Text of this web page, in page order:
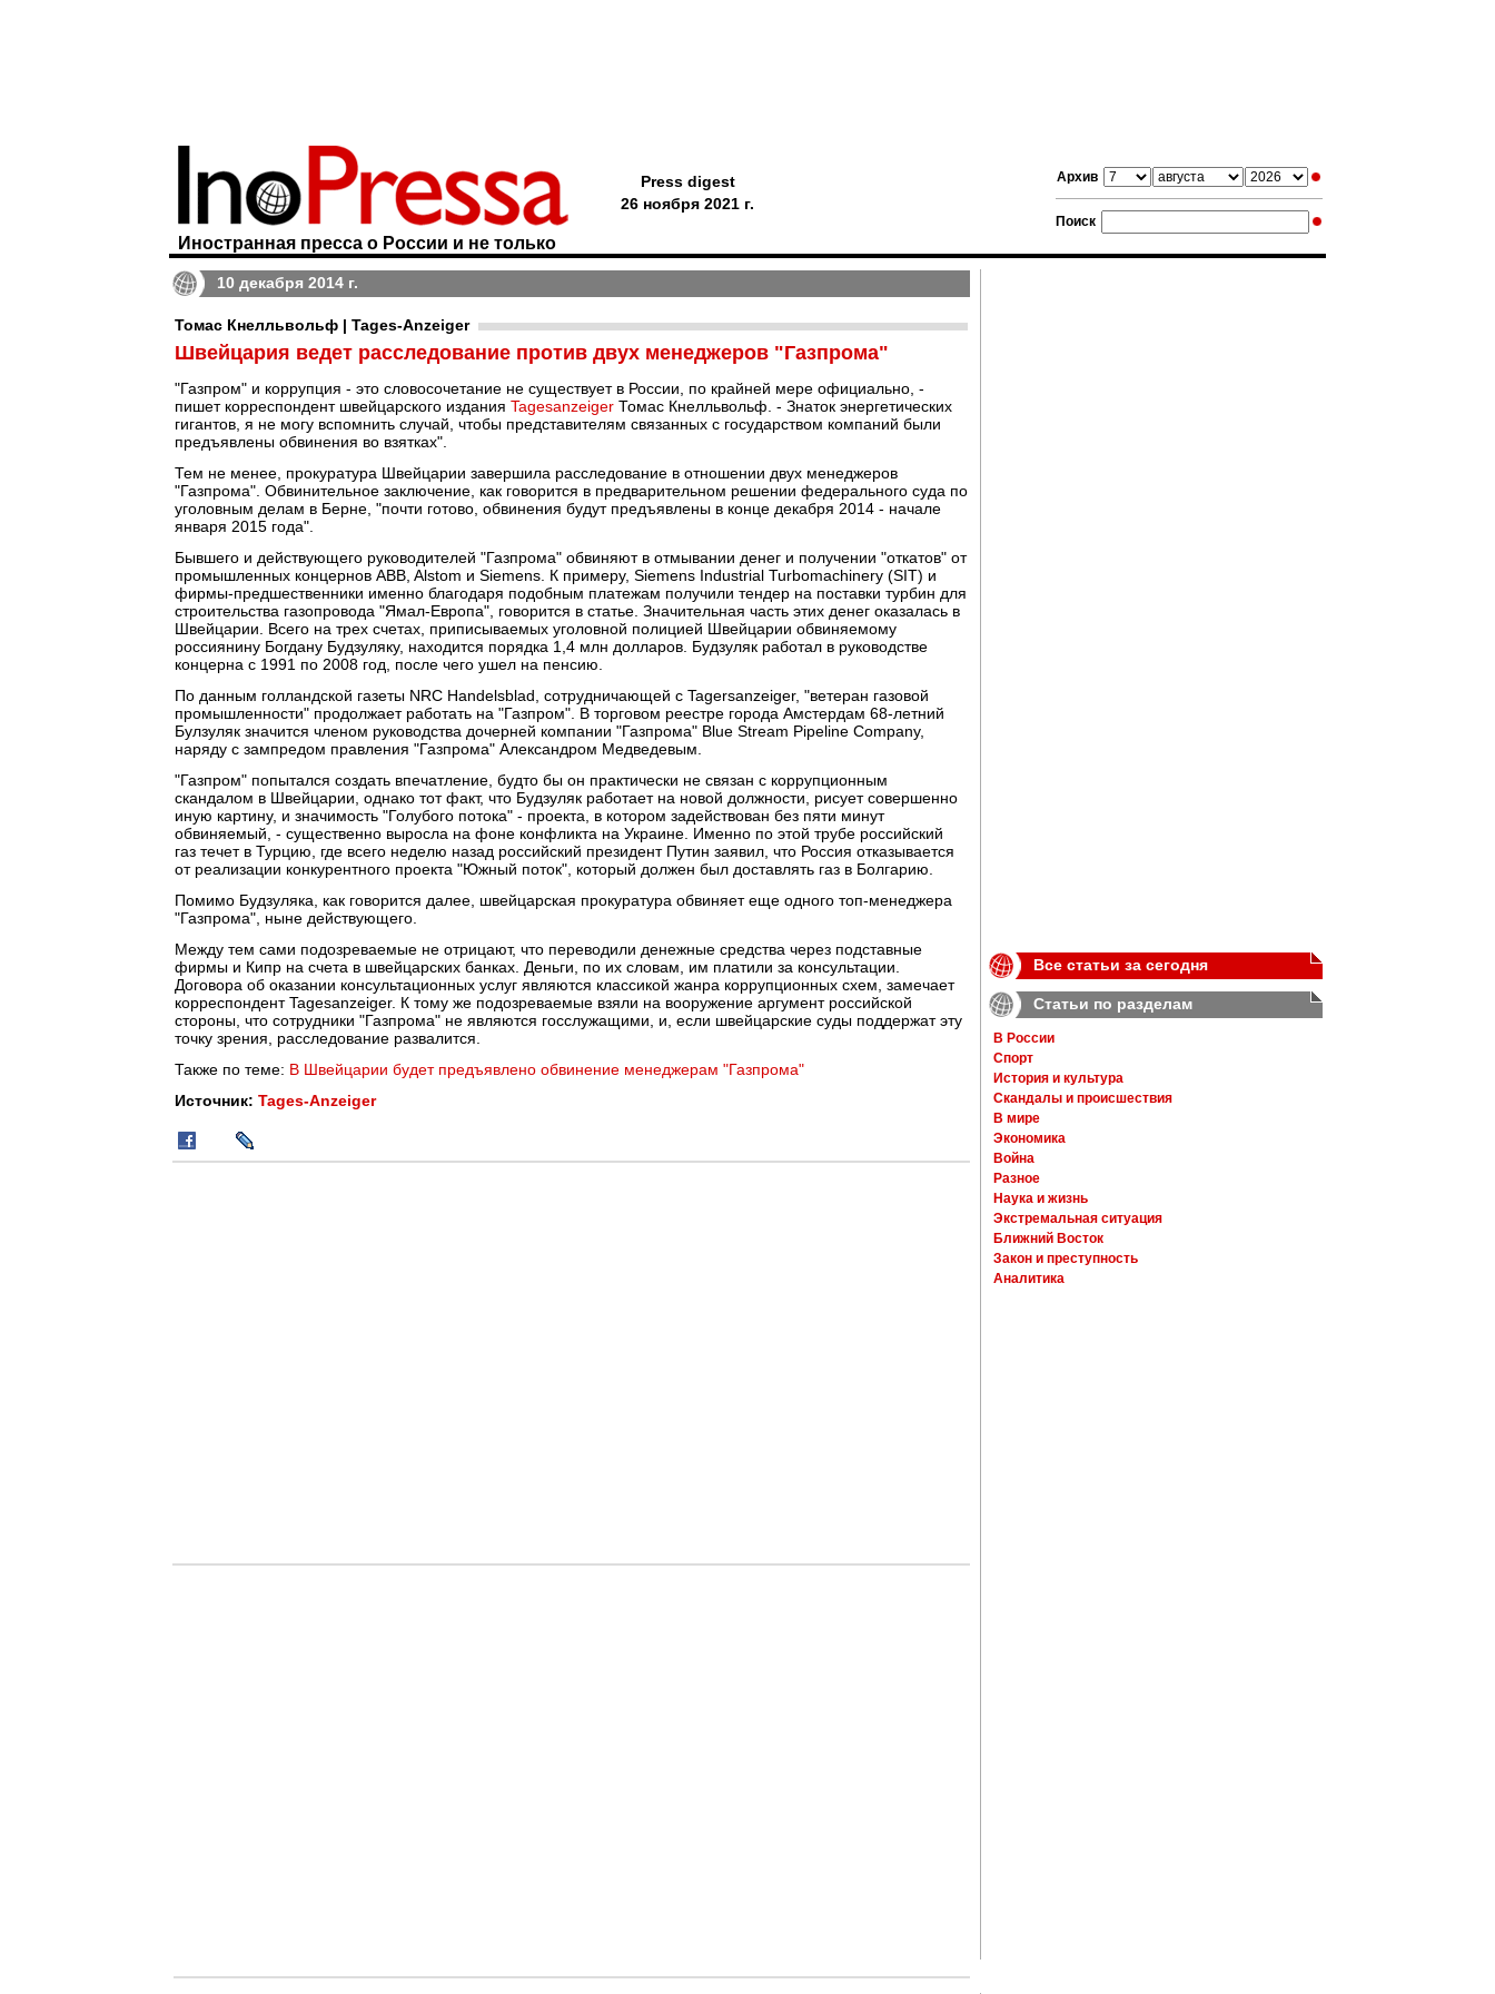
Архив
Поиск
Иностранная пресса о России и не только
Press digest
26 ноября 2021 г.
10 декабря 2014 г.
Томас Кнелльвольф | Tages-Anzeiger
Швейцария ведет расследование против двух менеджеров "Газпрома"
"Газпром" и коррупция - это словосочетание не существует в России, по крайней мере официально, -
пишет корреспондент швейцарского издания Tagesanzeiger Томас Кнелльвольф. - Знаток энергетических
гигантов, я не могу вспомнить случай, чтобы представителям связанных с государством компаний были
предъявлены обвинения во взятках".
Тем не менее, прокуратура Швейцарии завершила расследование в отношении двух менеджеров
"Газпрома". Обвинительное заключение, как говорится в предварительном решении федерального суда по
уголовным делам в Берне, "почти готово, обвинения будут предъявлены в конце декабря 2014 - начале
января 2015 года".
Бывшего и действующего руководителей "Газпрома" обвиняют в отмывании денег и получении "откатов" от
промышленных концернов ABB, Alstom и Siemens. К примеру, Siemens Industrial Turbomachinery (SIT) и
фирмы-предшественники именно благодаря подобным платежам получили тендер на поставки турбин для
строительства газопровода "Ямал-Европа", говорится в статье. Значительная часть этих денег оказалась в
Швейцарии. Всего на трех счетах, приписываемых уголовной полицией Швейцарии обвиняемому
россиянину Богдану Будзуляку, находится порядка 1,4 млн долларов. Будзуляк работал в руководстве
концерна с 1991 по 2008 год, после чего ушел на пенсию.
По данным голландской газеты NRC Handelsblad, сотрудничающей с Tagersanzeiger, "ветеран газовой
промышленности" продолжает работать на "Газпром". В торговом реестре города Амстердам 68-летний
Булзуляк значится членом руководства дочерней компании "Газпрома" Blue Stream Pipeline Company,
наряду с зампредом правления "Газпрома" Александром Медведевым.
"Газпром" попытался создать впечатление, будто бы он практически не связан с коррупционным
скандалом в Швейцарии, однако тот факт, что Будзуляк работает на новой должности, рисует совершенно
иную картину, и значимость "Голубого потока" - проекта, в котором задействован без пяти минут
обвиняемый, - существенно выросла на фоне конфликта на Украине. Именно по этой трубе российский
газ течет в Турцию, где всего неделю назад российский президент Путин заявил, что Россия отказывается
от реализации конкурентного проекта "Южный поток", который должен был доставлять газ в Болгарию.
Помимо Будзуляка, как говорится далее, швейцарская прокуратура обвиняет еще одного топ-менеджера
"Газпрома", ныне действующего.
Между тем сами подозреваемые не отрицают, что переводили денежные средства через подставные
фирмы и Кипр на счета в швейцарских банках. Деньги, по их словам, им платили за консультации.
Договора об оказании консультационных услуг являются классикой жанра коррупционных схем, замечает
корреспондент Tagesanzeiger. К тому же подозреваемые взяли на вооружение аргумент российской
стороны, что сотрудники "Газпрома" не являются госслужащими, и, если швейцарские суды поддержат эту
точку зрения, расследование развалится.
Также по теме: В Швейцарии будет предъявлено обвинение менеджерам "Газпрома"
Источник: Tages-Anzeiger
Все статьи за сегодня
Статьи по разделам
В России
Спорт
История и культура
Скандалы и происшествия
В мире
Экономика
Война
Разное
Наука и жизнь
Экстремальная ситуация
Ближний Восток
Закон и преступность
Аналитика